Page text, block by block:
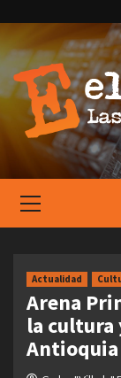
contenido
Menu
Actualidad
Arena
la
Antioquia